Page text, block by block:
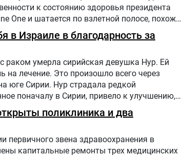
к состоянию здоровья президента
One и шатается по взлетной полосе, похоже,
в Израиле в благодарность за
раком умерла сирийская девушка Нур. Ей
на лечение. Это произошло всего через
юге Сирии. Нур страдала редкой
поначалу в Сирии, привело к улучшению,
в рамках гуманитарного проекта
поликлиника и два
первичного звена здравоохранения в
капитальные ремонты трех медицинских